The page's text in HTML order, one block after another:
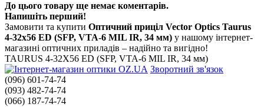
До цього товару ще немає коментарів.
Напишіть перший!
Замовити та купити Оптичний приціл Vector Optics Taurus
4-32x56 ED (SFP, VTA-6 MIL IR, 34 мм) у нашому інтернет-
магазині оптичних приладів – надійно та вигідно!
TAURUS 4-32X56 ED (SFP, VTA-6 MIL IR, 34 мм)
Зворотний зв'язок
(096) 601-74-74
(093) 482-74-74
(066) 187-74-74